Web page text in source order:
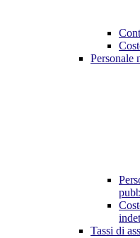
Personale
Tassi di